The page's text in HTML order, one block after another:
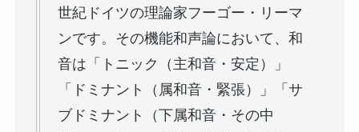
世紀ドイツの理論家フーゴー・リーマ
ンです。その機能和声論において、和
音は「トニック（主和音・安定）」
「ドミナント（属和音・緊張）」「サ
ブドミナント（下属和音・その中